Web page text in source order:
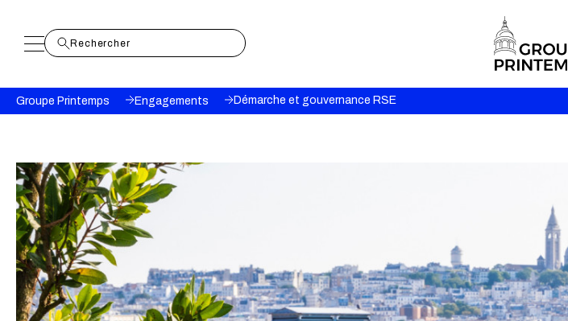
Fil
d'Ariane
Groupe Printemps Engagements Démarche et gouvernance RSE